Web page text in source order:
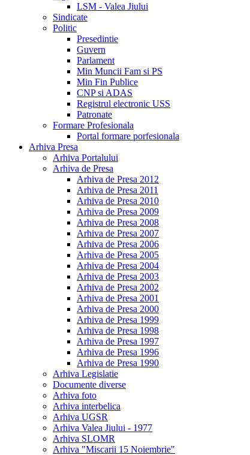
LSM - Valea Jiului
Sindicate
Politic
Presedintie
Guvern
Parlament
Min Muncii Fam si PS
Min Fin Publice
CNP si ADAS
Registrul electronic USS
Patronate
Formare Profesionala
Portal formare porfesionala
Arhiva Presa
Arhiva Portalului
Arhiva de Presa
Arhiva de Presa 2012
Arhiva de Presa 2011
Arhiva de Presa 2010
Arhiva de Presa 2009
Arhiva de Presa 2008
Arhiva de Presa 2007
Arhiva de Presa 2006
Arhiva de Presa 2005
Arhiva de Presa 2004
Arhiva de Presa 2003
Arhiva de Presa 2002
Arhiva de Presa 2001
Arhiva de Presa 2000
Arhiva de Presa 1999
Arhiva de Presa 1998
Arhiva de Presa 1997
Arhiva de Presa 1996
Arhiva de Presa 1990
Arhiva Legislatie
Documente diverse
Arhiva foto
Arhiva interbelica
Arhiva UGSR
Arhiva Valea Jiului - 1977
Arhiva SLOMR
Arhiva "Miscarii 15 Noiembrie"